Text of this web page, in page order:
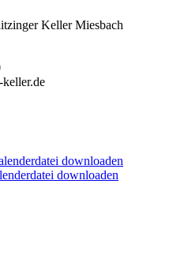
Keller Miesbach
downloaden
downloaden